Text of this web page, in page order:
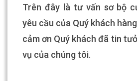
Trên đây là tư vấn sơ bộ
yêu cầu của Quý khách
cảm ơn Quý khách đã tin
vụ của chúng tôi.